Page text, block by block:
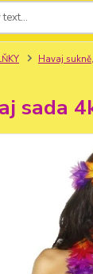
Havaj
sada